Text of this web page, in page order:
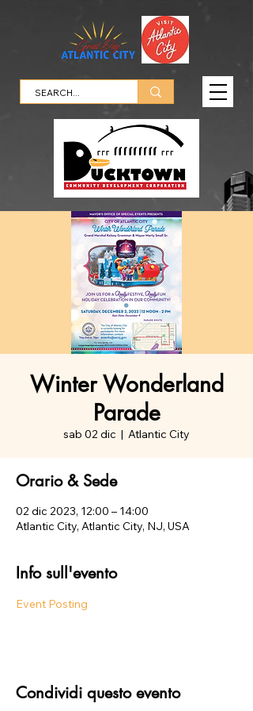
Winter Wonderland
Parade
sab 02 dic
  |
Atlantic City
Orario & Sede
02 dic 2023, 12:00 – 14:00
Atlantic City, Atlantic City, NJ, USA
Info sull'evento
Event Posting
Condividi questo evento